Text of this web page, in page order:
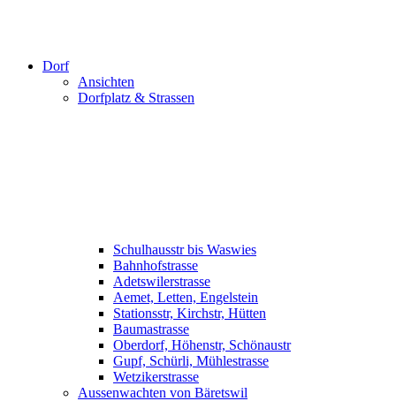
Dorf
Ansichten
Dorfplatz & Strassen
Schulhausstr bis Waswies
Bahnhofstrasse
Adetswilerstrasse
Aemet, Letten, Engelstein
Stationsstr, Kirchstr, Hütten
Baumastrasse
Oberdorf, Höhenstr, Schönaustr
Gupf, Schürli, Mühlestrasse
Wetzikerstrasse
Aussenwachten von Bäretswil